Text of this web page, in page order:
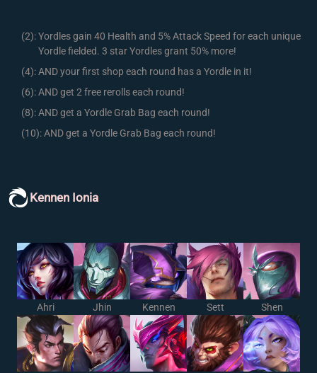
(2):Yordles gain 40 Health and 5% Attack Speed for each unique
Yordle fielded. 3 star Yordles grant 50% more!
(4):AND your first shop each round has a Yordle in it!
(6):AND get 2 free rerolls each round!
(8):AND get a Yordle Grab Bag each round!
(10):AND get a Yordle Grab Bag each round!
Kennen Ionia
Ahri Jhin Kennen Sett Shen